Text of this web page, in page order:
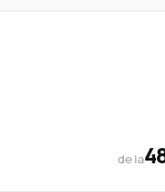
de la